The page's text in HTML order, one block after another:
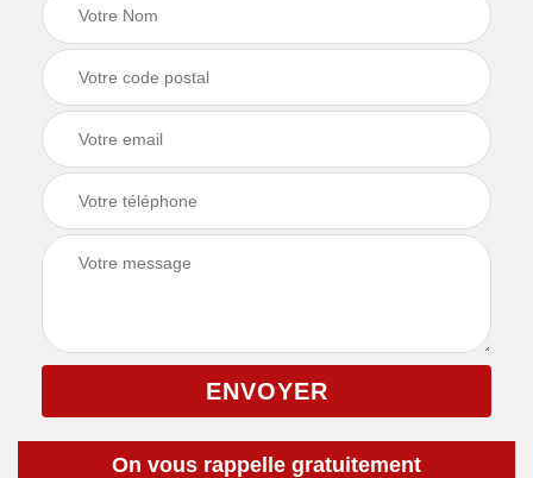
On vous rappelle gratuitement